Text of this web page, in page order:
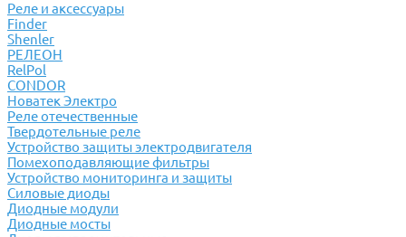
Реле и аксессуары
Finder
Shenler
РЕЛЕОН
RelPol
CONDOR
Новатек Электро
Реле отечественные
Твердотельные реле
Устройство защиты электродвигателя
Помехоподавляющие фильтры
Устройство мониторинга и защиты
Силовые диоды
Диодные модули
Диодные мосты